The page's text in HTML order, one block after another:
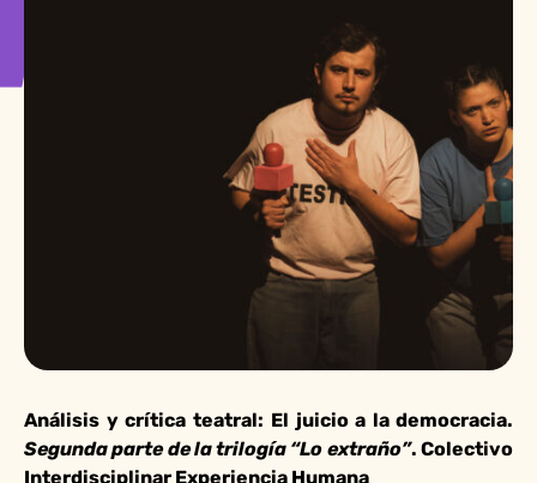
Análisis y crítica teatral: El juicio a la democracia.
Segunda parte de la trilogía “Lo extraño”. Colectivo
Interdisciplinar Experiencia Humana